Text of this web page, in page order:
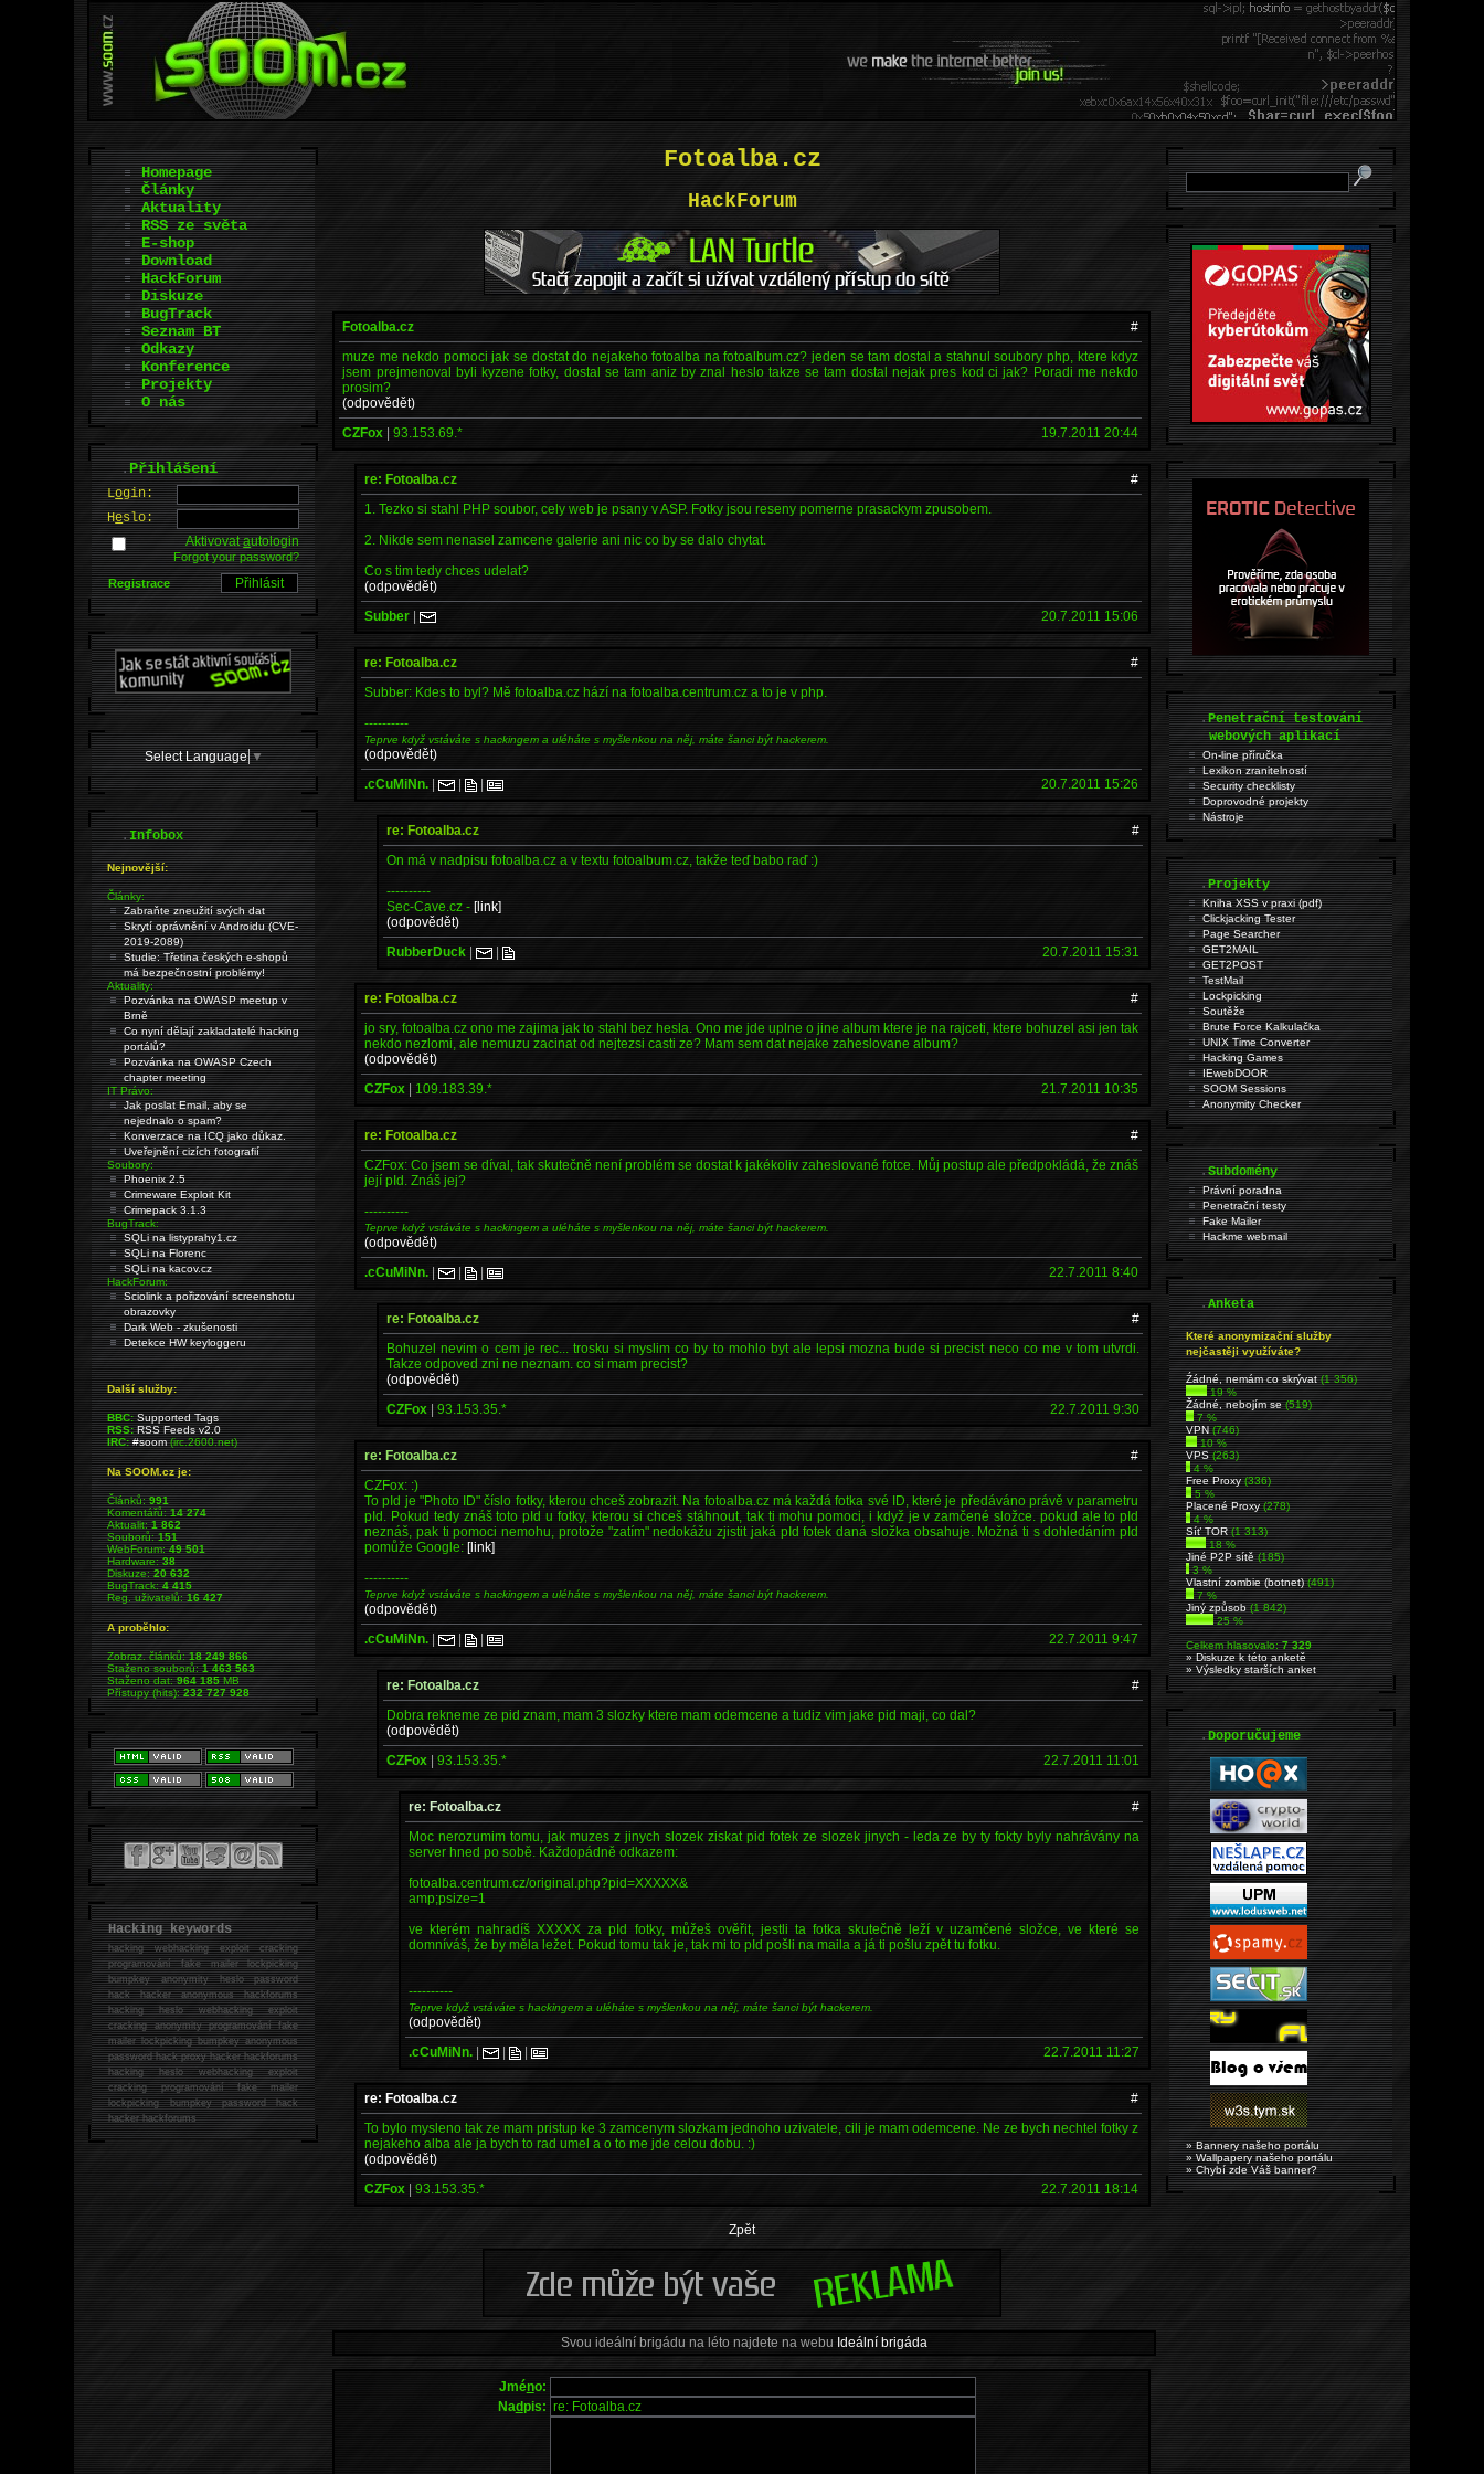
Fotoalba.cz
HackForum
Fotoalba.cz
#
muze me nekdo pomoci jak se dostat do nejakeho fotoalba na fotoalbum.cz? jeden se tam dostal a stahnul soubory php, ktere kdyz
jsem prejmenoval byli kyzene fotky, dostal se tam aniz by znal heslo takze se tam dostal nejak pres kod ci jak? Poradi me nekdo
prosim?
(odpovědět)
CZFox |93.153.69.* 19.7.2011 20:44
re: Fotoalba.cz
#
1. Tezko si stahl PHP soubor, cely web je psany v ASP. Fotky jsou reseny pomerne prasackym zpusobem.
2. Nikde sem nenasel zamcene galerie ani nic co by se dalo chytat.
Co s tim tedy chces udelat?
(odpovědět)
Subber | 20.7.2011 15:06
re: Fotoalba.cz
#
Subber: Kdes to byl? Mě fotoalba.cz hází na fotoalba.centrum.cz a to je v php.
----------
Teprve když vstáváte s hackingem a uléháte s myšlenkou na něj, máte šanci být hackerem.
(odpovědět)
.cCuMiNn. | | | 20.7.2011 15:26
re: Fotoalba.cz
#
On má v nadpisu fotoalba.cz a v textu fotoalbum.cz, takže teď babo raď :)
----------
Sec-Cave.cz -[link]
(odpovědět)
RubberDuck | | 20.7.2011 15:31
re: Fotoalba.cz
#
jo sry, fotoalba.cz ono me zajima jak to stahl bez hesla. Ono me jde uplne o jine album ktere je na rajceti, ktere bohuzel asi jen tak
nekdo nezlomi, ale nemuzu zacinat od nejtezsi casti ze? Mam sem dat nejake zaheslovane album?
(odpovědět)
CZFox | 109.183.39.* 21.7.2011 10:35
re: Fotoalba.cz
#
CZFox: Co jsem se díval, tak skutečně není problém se dostat k jakékoliv zaheslované fotce. Můj postup ale předpokládá, že znáš
její pId. Znáš jej?
----------
Teprve když vstáváte s hackingem a uléháte s myšlenkou na něj, máte šanci být hackerem.
(odpovědět)
.cCuMiNn. | | | 22.7.2011 8:40
re: Fotoalba.cz
#
Bohuzel nevim o cem je rec... trosku si myslim co by to mohlo byt ale lepsi mozna bude si precist neco co me v tom utvrdi.
Takze odpoved zni ne neznam. co si mam precist?
(odpovědět)
CZFox |93.153.35.* 22.7.2011 9:30
re: Fotoalba.cz
#
CZFox: :)
To pId je "Photo ID" číslo fotky, kterou chceš zobrazit. Na fotoalba.cz má každá fotka své ID, které je předáváno právě v parametru
pId. Pokud tedy znáš toto pId u fotky, kterou si chceš stáhnout, tak ti mohu pomoci, i když je v zamčené složce. pokud ale to pId
neznáš, pak ti pomoci nemohu, protože "zatím" nedokážu zjistit jaká pId fotek daná složka obsahuje. Možná ti s dohledáním pId
pomůže Google:[link]
----------
Teprve když vstáváte s hackingem a uléháte s myšlenkou na něj, máte šanci být hackerem.
(odpovědět)
.cCuMiNn. | | | 22.7.2011 9:47
re: Fotoalba.cz
#
Dobra rekneme ze pid znam, mam 3 slozky ktere mam odemcene a tudiz vim jake pid maji, co dal?
(odpovědět)
CZFox |93.153.35.* 22.7.2011 11:01
re: Fotoalba.cz
#
Moc nerozumim tomu, jak muzes z jinych slozek ziskat pid fotek ze slozek jinych - leda ze by ty fokty byly nahrávány na
server hned po sobě. Každopádně odkazem:
fotoalba.centrum.cz/original.php?pid=XXXXX&
amp;psize=1
ve kterém nahradíš XXXXX za pId fotky, můžeš ověřit, jestli ta fotka skutečně leží v uzamčené složce, ve které se
domníváš, že by měla ležet. Pokud tomu tak je, tak mi to pId pošli na maila a já ti pošlu zpět tu fotku.
----------
Teprve když vstáváte s hackingem a uléháte s myšlenkou na něj, máte šanci být hackerem.
(odpovědět)
.cCuMiNn. | | | 22.7.2011 11:27
re: Fotoalba.cz
#
To bylo mysleno tak ze mam pristup ke 3 zamcenym slozkam jednoho uzivatele, cili je mam odemcene. Ne ze bych nechtel fotky z
nejakeho alba ale ja bych to rad umel a o to me jde celou dobu. :)
(odpovědět)
CZFox |93.153.35.* 22.7.2011 18:14
Zpět
Svou ideální brigádu na léto najdete na webu Ideální brigáda
Jméno:
Nadpis:
Homepage
Články
Aktuality
RSS ze světa
E-shop
Download
HackForum
Diskuze
BugTrack
Seznam BT
Odkazy
Konference
Projekty
O nás
.Přihlášení
Login:
Heslo:
Aktivovatautologin
Forgot your password?
Registrace
Select Language ▼
.Infobox
Nejnovější:
Články:
Zabraňte zneužití svých dat
Skrytí oprávnění v Androidu (CVE-
2019-2089)
Studie: Třetina českých e-shopů
má bezpečnostní problémy!
Aktuality:
Pozvánka na OWASP meetup v
Brně
Co nyní dělají zakladatelé hacking
portálů?
Pozvánka na OWASP Czech
chapter meeting
IT Právo:
Jak poslat Email, aby se
nejednalo o spam?
Konverzace na ICQ jako důkaz.
Uveřejnění cizích fotografií
Soubory:
Phoenix 2.5
Crimeware Exploit Kit
Crimepack 3.1.3
BugTrack:
SQLi na listyprahy1.cz
SQLi na Florenc
SQLi na kacov.cz
HackForum:
Sciolink a pořizování screenshotu
obrazovky
Dark Web - zkušenosti
Detekce HW keyloggeru
Další služby:
BBC: Supported Tags
RSS: RSS Feeds v2.0
IRC: #soom(irc.2600.net)
Na SOOM.cz je:
Článků:991
Komentářů:14 274
Aktualit:1 862
Souborů:151
WebForum:49 501
Hardware:38
Diskuze:20 632
BugTrack:4 415
Reg. uživatelů:16 427
A proběhlo:
Zobraz. článků:18 249 866
Staženo souborů:1 463 563
Staženo dat:964 185MB
Přístupy (hits):232 727 928
Hacking keywords
hackingwebhacking exploit cracking
programování fake mailer lockpicking
bumpkey anonymity heslo password
hackhacker anonymous hackforums
hackingheslo webhacking exploit
cracking anonymity programování fake
mailer lockpicking bumpkey anonymous
password hack proxy hacker hackforums
hacking heslo webhacking exploit
cracking programování fake mailer
lockpicking bumpkey password hack
hackerhackforums
.Penetrační testování
webových aplikací
On-line příručka
Lexikon zranitelností
Security checklisty
Doprovodné projekty
Nástroje
.Projekty
Kniha XSS v praxi (pdf)
Clickjacking Tester
Page Searcher
GET2MAIL
GET2POST
TestMail
Lockpicking
Soutěže
Brute Force Kalkulačka
UNIX Time Converter
Hacking Games
IEwebDOOR
SOOM Sessions
Anonymity Checker
.Subdomény
Právní poradna
Penetrační testy
Fake Mailer
Hackme webmail
.Anketa
Které anonymizační služby
nejčastěji využíváte?
Źádné, nemám co skrývat(1 356)
19 %
Žádné, nebojím se(519)
7 %
VPN(746)
10 %
VPS(263)
4 %
Free Proxy(336)
5 %
Placené Proxy(278)
4 %
Síť TOR(1 313)
18 %
Jiné P2P sítě(185)
3 %
Vlastní zombie (botnet)(491)
7 %
Jiný způsob(1 842)
25 %
Celkem hlasovalo:7 329
» Diskuze k této anketě
» Výsledky starších anket
.Doporučujeme
» Bannery našeho portálu
» Wallpapery našeho portálu
» Chybí zde Váš banner?